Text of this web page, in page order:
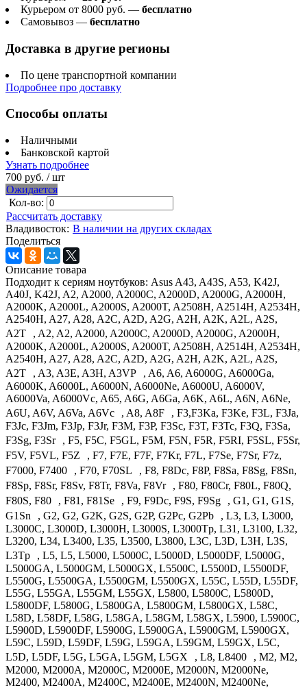
Курьером от 8000 руб. — бесплатно
Самовывоз — бесплатно
Доставка в другие регионы
По цене транспортной компании
Подробнее про доставку
Способы оплаты
Наличными
Банковской картой
Узнать подробнее
700 руб. / шт
Ожидается
Кол-во:
Рассчитать доставку
Владивосток: В наличии на других складах
Поделиться
Описание товара
Подходит к сериям ноутбуков: Asus A43, A43S, A53, K42J,
A40J, K42J, A2, A2000, A2000C, A2000D, A2000G, A2000H,
A2000K, A2000L, A2000S, A2000T, A2508H, A2514H, A2534H,
A2540H, A27, A28, A2C, A2D, A2G, A2H, A2K, A2L, A2S,
A2T , A2, A2, A2000, A2000C, A2000D, A2000G, A2000H,
A2000K, A2000L, A2000S, A2000T, A2508H, A2514H, A2534H,
A2540H, A27, A28, A2C, A2D, A2G, A2H, A2K, A2L, A2S,
A2T , A3, A3E, A3H, A3VP , A6, A6, A6000G, A6000Ga,
A6000K, A6000L, A6000N, A6000Ne, A6000U, A6000V,
A6000Va, A6000Vc, A65, A6G, A6Ga, A6K, A6L, A6N, A6Ne,
A6U, A6V, A6Va, A6Vc , A8, A8F , F3,F3Ka, F3Ke, F3L, F3Ja,
F3Jc, F3Jm, F3Jp, F3Jr, F3M, F3P, F3Sc, F3T, F3Tc, F3Q, F3Sa,
F3Sg, F3Sr , F5, F5C, F5GL, F5M, F5N, F5R, F5RI, F5SL, F5Sr,
F5V, F5VL, F5Z , F7, F7E, F7F, F7Kr, F7L, F7Se, F7Sr, F7z,
F7000, F7400 , F70, F70SL , F8, F8Dc, F8P, F8Sa, F8Sg, F8Sn,
F8Sp, F8Sr, F8Sv, F8Tr, F8Va, F8Vr , F80, F80Cr, F80L, F80Q,
F80S, F80 , F81, F81Se , F9, F9Dc, F9S, F9Sg , G1, G1, G1S,
G1Sn , G2, G2, G2K, G2S, G2P, G2Pc, G2Pb , L3, L3, L3000,
L3000C, L3000D, L3000H, L3000S, L3000Tp, L31, L3100, L32,
L3200, L34, L3400, L35, L3500, L3800, L3C, L3D, L3H, L3S,
L3Tp , L5, L5, L5000, L5000C, L5000D, L5000DF, L5000G,
L5000GA, L5000GM, L5000GX, L5500C, L5500D, L5500DF,
L5500G, L5500GA, L5500GM, L5500GX, L55C, L55D, L55DF,
L55G, L55GA, L55GM, L55GX, L5800, L5800C, L5800D,
L5800DF, L5800G, L5800GA, L5800GM, L5800GX, L58C,
L58D, L58DF, L58G, L58GA, L58GM, L58GX, L5900, L5900C,
L5900D, L5900DF, L5900G, L5900GA, L5900GM, L5900GX,
L59C, L59D, L59DF, L59G, L59GA, L59GM, L59GX, L5C,
L5D, L5DF, L5G, L5GA, L5GM, L5GX , L8, L8400 , M2, M2,
M2000, M2000A, M2000C, M2000E, M2000N, M2000Ne,
M2400, M2400A, M2400C, M2400E, M2400N, M2400Ne,